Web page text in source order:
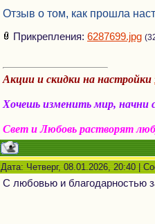
Отзыв о том, как прошла
Прикрепления: 6287699.jpg
Акции и скидки на настройки
Хочешь изменить мир, начни
Свет и Любовь растворят
Дата: Четверг, 08.01.2026, 20:40 |
С любовью и благодарностью